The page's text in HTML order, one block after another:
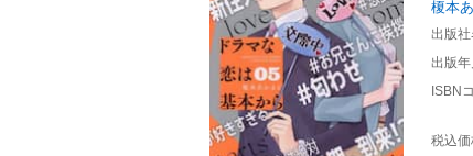
榎本
出版社
出版年
ISBN
税込価